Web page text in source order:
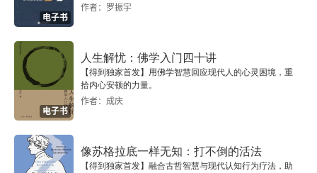
一、麦克塔加
二、柏格森
三、胡塞尔
附录 走向时间研究
电子书
作者：罗振宇
电子书
人生解忧：佛学入门四十讲
【得到独家首发】用佛学智慧回应现代人的心灵困境，重
拾内心安顿的力量。
作者：成庆
像苏格拉底一样无知：打不倒的活法
【得到独家首发】融合古哲智慧与现代认知行为疗法，助